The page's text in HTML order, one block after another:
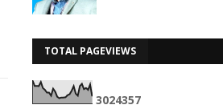
TOTAL PAGEVIEWS
3024357